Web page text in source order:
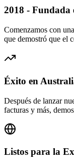
2018 - Fundada
Comenzamos con
que demostró que el
Éxito en
Después de lanzar
facturas y más,
Listos para la